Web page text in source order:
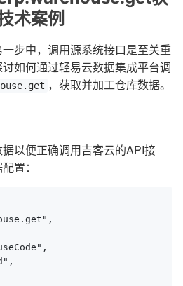
术案例
步中，调用源系统接口是至关重
如何通过轻易云数据集成平台调
，获取并加工仓库数据。
以便正确调用吉客云的API接
置：